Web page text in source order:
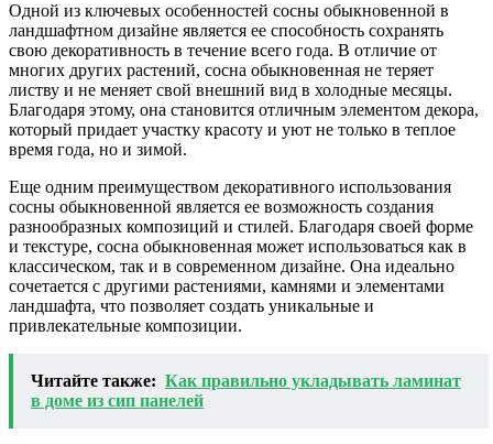
Одной из ключевых особенностей сосны обыкновенной в
ландшафтном дизайне является ее способность сохранять
свою декоративность в течение всего года. В отличие от
многих других растений, сосна обыкновенная не теряет
листву и не меняет свой внешний вид в холодные месяцы.
Благодаря этому, она становится отличным элементом декора,
который придает участку красоту и уют не только в теплое
время года, но и зимой.
Еще одним преимуществом декоративного использования
сосны обыкновенной является ее возможность создания
разнообразных композиций и стилей. Благодаря своей форме
и текстуре, сосна обыкновенная может использоваться как в
классическом, так и в современном дизайне. Она идеально
сочетается с другими растениями, камнями и элементами
ландшафта, что позволяет создать уникальные и
привлекательные композиции.
Читайте также: Как правильно укладывать ламинат
в доме из сип панелей